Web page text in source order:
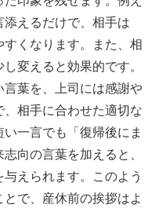
えるだけで、相手は
すくなります。また、相
変えると効果的です。
言葉を、上司には感謝や
相手に合わせた適切な
一言でも「復帰後にま
向の言葉を加えると、
えられます。このよう
で、産休前の挨拶はよ